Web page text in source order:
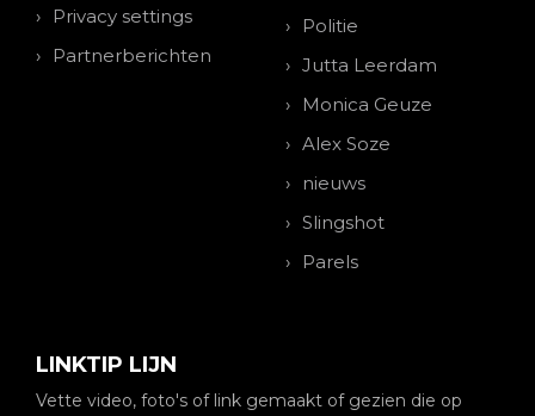
Privacy settings
Partnerberichten
Politie
Jutta Leerdam
Monica Geuze
Alex Soze
nieuws
Slingshot
Parels
LINKTIP LIJN
Vette video, foto's of link gemaakt of gezien die op